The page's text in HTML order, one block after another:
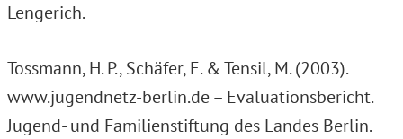
Lengerich.
Tossmann, H. P., Schäfer, E. & Tensil, M. (2003).
www.jugendnetz-berlin.de – Evaluationsbericht.
Jugend- und Familienstiftung des Landes Berlin.